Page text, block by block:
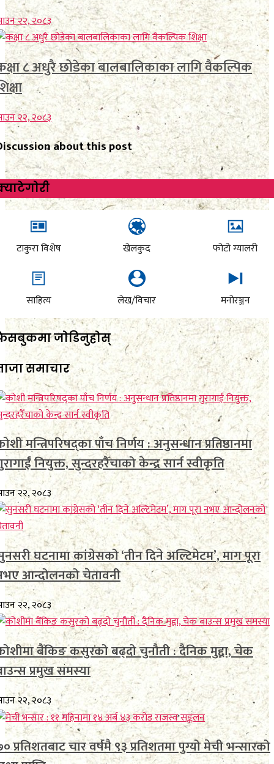
२२, २०८३
८ अधुरै छोडेका बालबालिकाका लागि वैकल्पिक
२२, २०८३
about this post
टाकुरा विशेष खेलकुद फोटो ग्यालरी
साहित्य लेख/विचार मनोरञ्जन
जाेडिनुहाेस्
समाचार
मन्त्रिपरिषद्का पाँच निर्णय : अनुसन्धान प्रतिष्ठानमा
नियुक्त, सुन्दरहरैँचाको केन्द्र सार्न स्वीकृति
२२, २०८३
घटनामा कांग्रेसको ‘तीन दिने अल्टिमेटम’, माग पूरा
आन्दोलनको चेतावनी
२२, २०८३
बैंकिङ कसुरको बढ्दो चुनौती : दैनिक मुद्दा, चेक
प्रमुख समस्या
२२, २०८३
प्रतिशतबाट चार वर्षमै ९३ प्रतिशतमा पुग्यो मेची भन्सारको